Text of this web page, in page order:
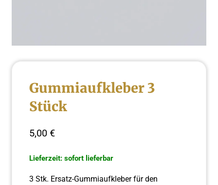
Gummiaufkleber 3
Stück
5,00 €
Lieferzeit: sofort lieferbar
3 Stk. Ersatz-Gummiaufkleber für den